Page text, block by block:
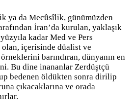
ya da Mecûsîlik, günümüzden
İran’da kurulan, yaklaşık
kadar Med ve Pers
içerisinde düalist ve
barındıran, dünyanın en
Bu dine inananlar Zerdüştçü
bedenen öldükten sonra dirilip
çıkacaklarına ve orada